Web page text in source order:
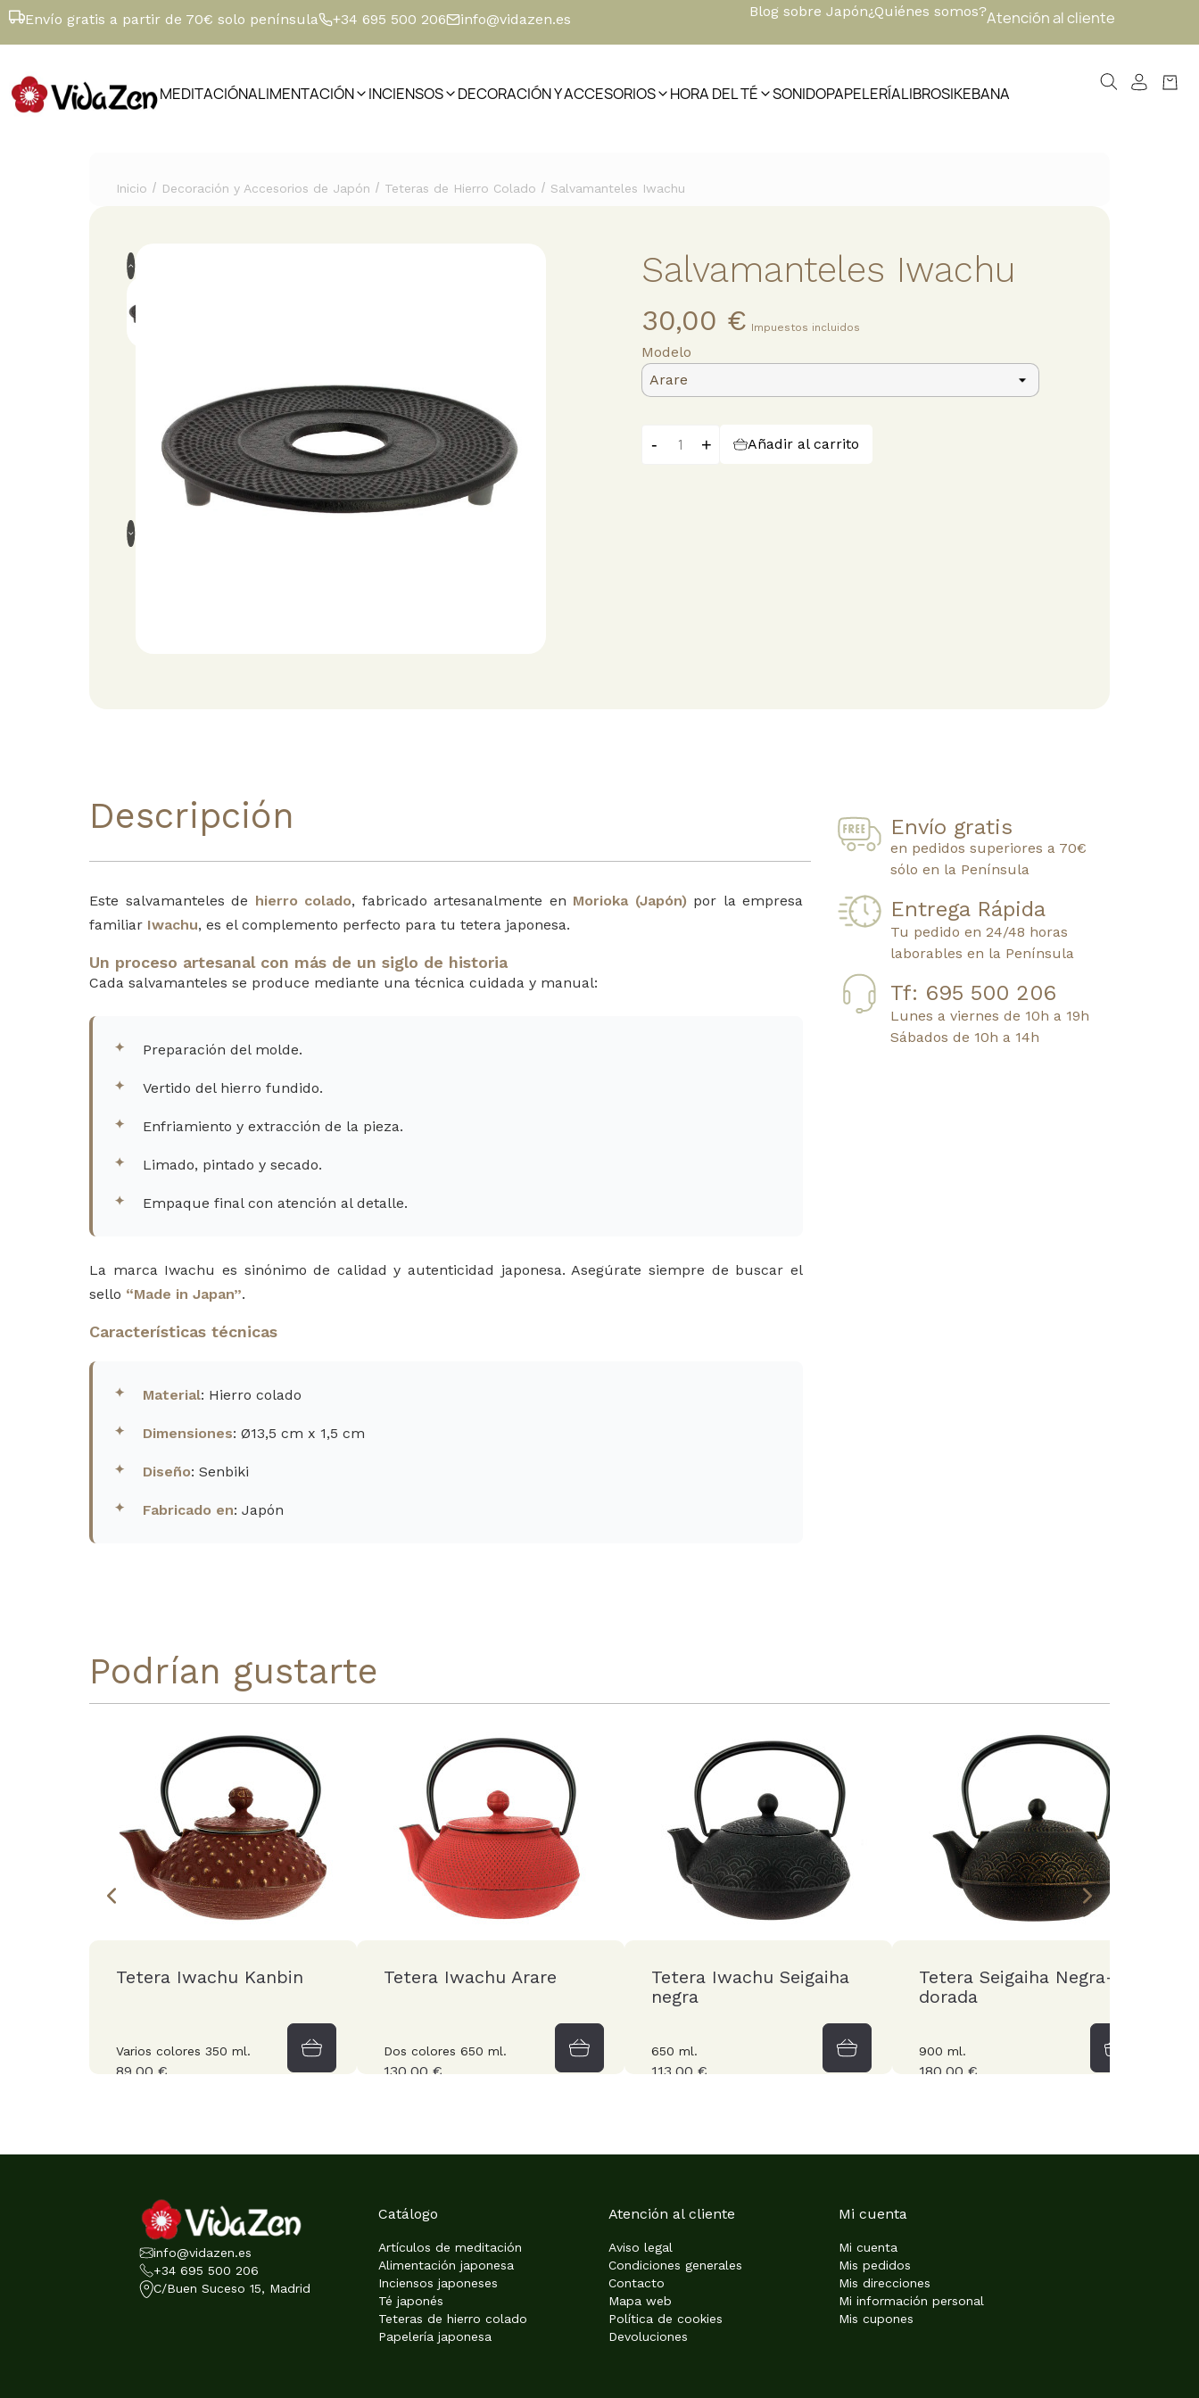
Envío gratis a partir de 70€ solo península +34 695 500 206 info@vidazen.es Blog sobre Japón¿Quiénes somos?Atención al cliente
MEDITACIÓNALIMENTACIÓN INCIENSOS DECORACIÓN Y ACCESORIOS HORA DEL TÉ SONIDOPAPELERÍALIBROSIKEBANA
Inicio / Decoración y Accesorios de Japón / Teteras de Hierro Colado / Salvamanteles Iwachu
Salvamanteles Iwachu
30,00 € Impuestos incluidos
Modelo
- + Añadir al carrito
Descripción
Este salvamanteles de hierro colado, fabricado artesanalmente en Morioka (Japón)por la empresa
familiar Iwachu, es el complemento perfecto para tu tetera japonesa.
Un proceso artesanal con más de un siglo de historia
Cada salvamanteles se produce mediante una técnica cuidada y manual:
Preparación del molde.
Vertido del hierro fundido.
Enfriamiento y extracción de la pieza.
Limado, pintado y secado.
Empaque final con atención al detalle.
La marca Iwachu es sinónimo de calidad y autenticidad japonesa. Asegúrate siempre de buscar el
sello “Made in Japan”.
Características técnicas
Material: Hierro colado
Dimensiones: Ø13,5 cm x 1,5 cm
Diseño: Senbiki
Fabricado en: Japón
Envío gratis
en pedidos superiores a 70€
sólo en la Península
Entrega Rápida
Tu pedido en 24/48 horas
laborables en la Península
Tf: 695 500 206
Lunes a viernes de 10h a 19h
Sábados de 10h a 14h
Podrían gustarte
Tetera Iwachu Kanbin
Varios colores 350 ml.
89,00 €
Tetera Iwachu Arare
Dos colores 650 ml.
130,00 €
Tetera Iwachu Seigaiha
negra
650 ml.
113,00 €
Tetera Seigaiha Negra-
dorada
900 ml.
180,00 €
info@vidazen.es
+34 695 500 206
C/Buen Suceso 15, Madrid
Catálogo
Artículos de meditación
Alimentación japonesa
Inciensos japoneses
Té japonés
Teteras de hierro colado
Papelería japonesa
Atención al cliente
Aviso legal
Condiciones generales
Contacto
Mapa web
Política de cookies
Devoluciones
Mi cuenta
Mi cuenta
Mis pedidos
Mis direcciones
Mi información personal
Mis cupones